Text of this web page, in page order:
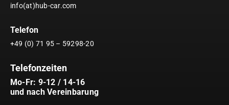
info(at)hub-car.com
Telefon
+49 (0) 71 95 – 59298-20
Telefonzeiten
Mo-Fr: 9-12 / 14-16
und nach Vereinbarung